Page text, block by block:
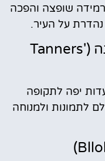
שופצה והפכה
נהדרת על העיר.
הגשר העתיק של טירנה (Tanners'
מהמאה ה-18, עדות יפה לתקופה
לתמונות ולמנוחה